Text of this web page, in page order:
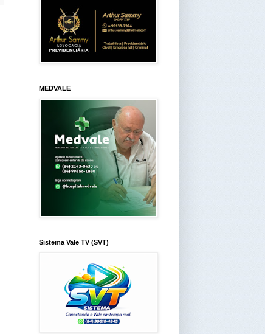
MEDVALE
Sistema Vale TV (SVT)